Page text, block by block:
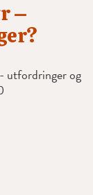
–
utfordringer og